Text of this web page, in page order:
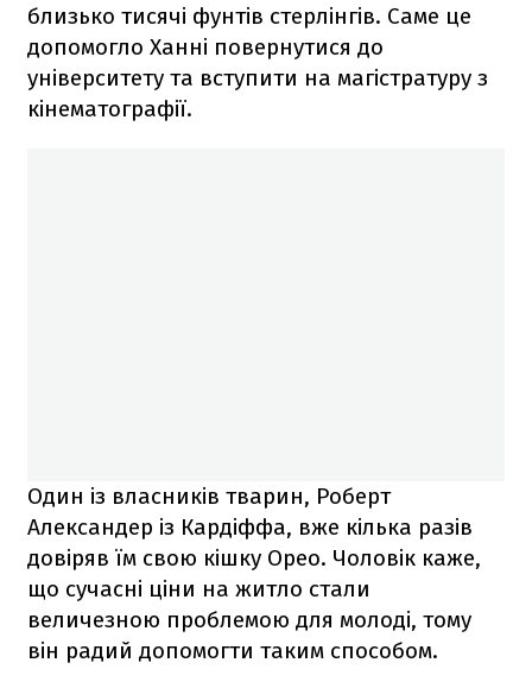
близько тисячі фунтів стерлінгів. Саме це
допомогло Ханні повернутися до
університету та вступити на магістратуру з
кінематографії.
Один із власників тварин, Роберт
Александер із Кардіффа, вже кілька разів
довіряв їм свою кішку Орео. Чоловік каже,
що сучасні ціни на житло стали
величезною проблемою для молоді, тому
він радий допомогти таким способом.